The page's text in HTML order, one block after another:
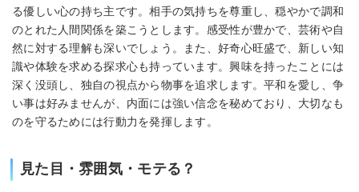
る優しい心の持ち主です。相手の気持ちを尊重し、穏やかで調和
のとれた人間関係を築こうとします。感受性が豊かで、芸術や自
然に対する理解も深いでしょう。また、好奇心旺盛で、新しい知
識や体験を求める探求心も持っています。興味を持ったことには
深く没頭し、独自の視点から物事を追求します。平和を愛し、争
い事は好みませんが、内面には強い信念を秘めており、大切なも
のを守るためには行動力を発揮します。
見た目・雰囲気・モテる？